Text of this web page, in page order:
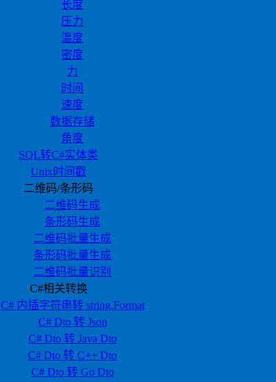
长度
压力
温度
密度
力
时间
速度
数据存储
角度
SQL转C#实体类
Unix时间戳
二维码/条形码
二维码生成
条形码生成
二维码批量生成
条形码批量生成
二维码批量识别
C#相关转换
C# 内插字符串转 string.Format
C# Dto 转 Json
C# Dto 转 Java Dto
C# Dto 转 C++ Dto
C# Dto 转 Go Dto